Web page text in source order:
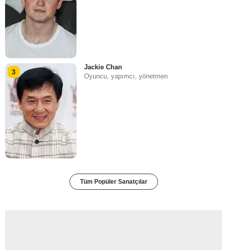
3
Jackie Chan
Oyuncu, yapımcı, yönetmen
Tüm Popüler Sanatçılar